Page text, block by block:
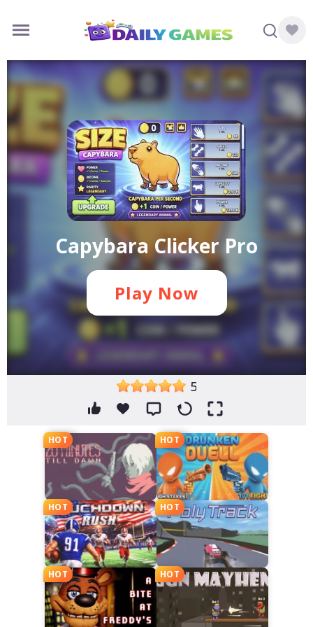
5
HOT HOT
HOT HOT
HOT HOT